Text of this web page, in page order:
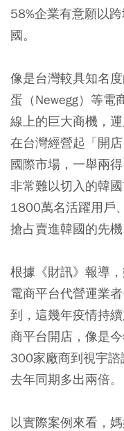
58%企業有意願以
國。
像是台灣較具知名
蛋（Newegg）等電
線上的巨大商機，
在台灣經營起「開
國際市場，一舉兩
非常難以切入的韓
1800萬名活躍用戶
搶占賣進韓國的先機
根據《財訊》報導
電商平台代營運業
到，這幾年疫情持
商平台開店，像是
300家廠商到視宇
去年同期多出兩倍。
以實際案例來看，